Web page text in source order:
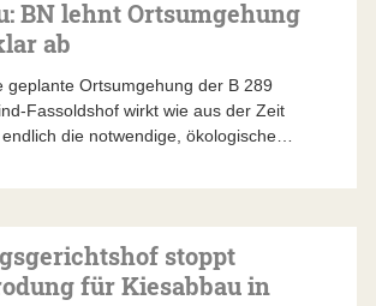
BN lehnt Ortsumgehung
ab
geplante Ortsumgehung der B 289
Fassoldshof wirkt wie aus der Zeit
die notwendige, ökologische…
stoppt
für Kiesabbau in